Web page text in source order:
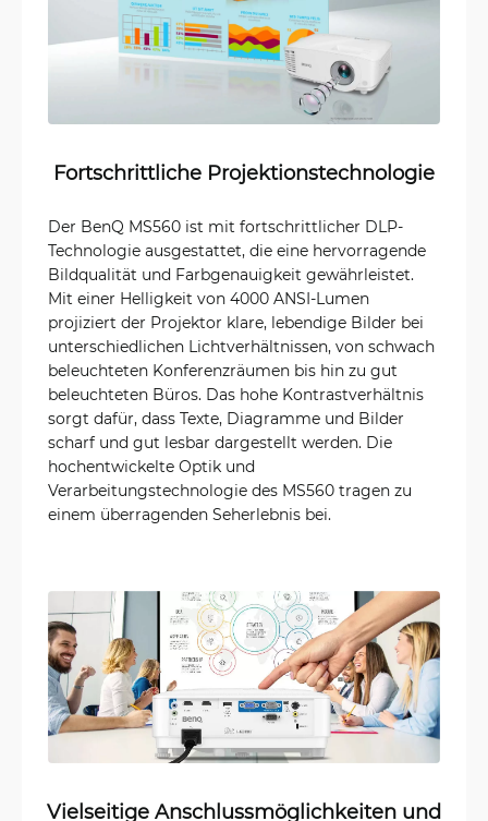
Fortschrittliche Projektionstechnologie
Der BenQ MS560 ist mit fortschrittlicher DLP-
Technologie ausgestattet, die eine hervorragende
Bildqualität und Farbgenauigkeit gewährleistet.
Mit einer Helligkeit von 4000 ANSI-Lumen
projiziert der Projektor klare, lebendige Bilder bei
unterschiedlichen Lichtverhältnissen, von schwach
beleuchteten Konferenzräumen bis hin zu gut
beleuchteten Büros. Das hohe Kontrastverhältnis
sorgt dafür, dass Texte, Diagramme und Bilder
scharf und gut lesbar dargestellt werden. Die
hochentwickelte Optik und
Verarbeitungstechnologie des MS560 tragen zu
einem überragenden Seherlebnis bei.
Vielseitige Anschlussmöglichkeiten und